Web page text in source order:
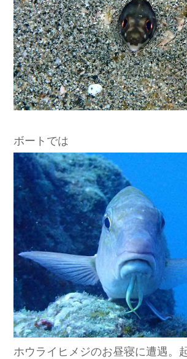
ボートでは
ホウライヒメジのお昼寝に遭遇。